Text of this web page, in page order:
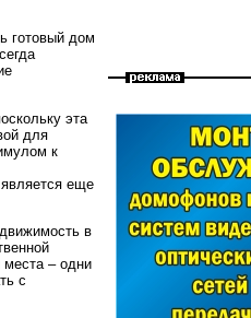
готовый дом
эта
для
к
является еще
в
места – одни
с